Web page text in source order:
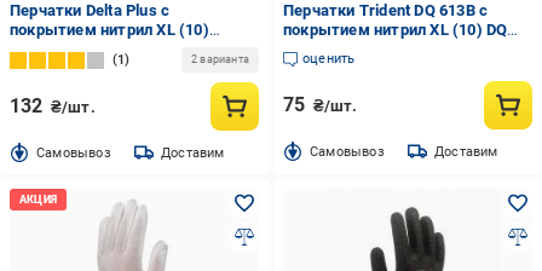
Перчатки Delta Plus с
покрытием нитрил XL (10)
WUANI17510
1 2 варианта
132 ₴/шт.
Cамовывоз Доставим
Перчатки Trident DQ 613B с
покрытием нитрил XL (10) DQ
613B
оценить
75 ₴/шт.
Cамовывоз Доставим